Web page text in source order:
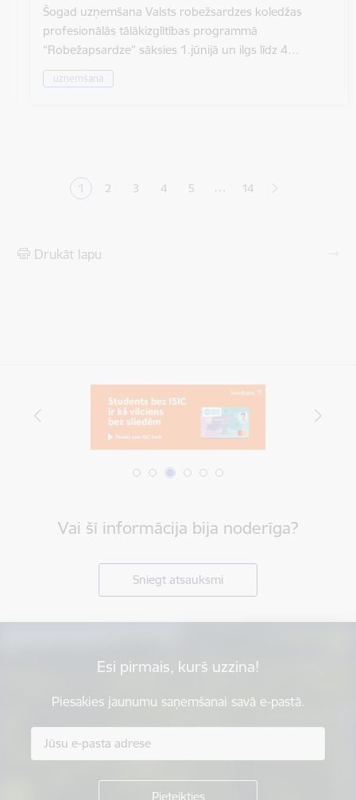
Šogad uzņemšana Valsts robežsardzes koledžas
profesionālās tālākizglītības programmā
“Robežapsardze” sāksies 1.jūnijā un ilgs līdz 4…
uzņemšana
Pašreizējā lapa
1 Lapa
2 Lapa
3 Lapa
4 Lapa
5 … 14
Drukāt lapu
Vai šī informācija bija noderīga?
Sniegt atsauksmi
Esi pirmais, kurš uzzina!
Piesakies jaunumu saņemšanai savā e-pastā.